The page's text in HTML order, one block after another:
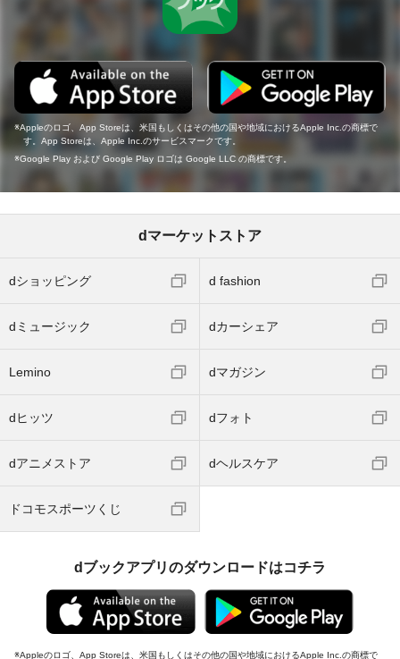
Appleのロゴ、App Storeは、米国もしくはその他の国や地域におけるApple Inc.の商標で
す。App Storeは、Apple Inc.のサービスマークです。
Google Play および Google Play ロゴは Google LLC の商標です。
dマーケットストア
dショッピング d fashion
dミュージック dカーシェア
Lemino dマガジン
dヒッツ dフォト
dアニメストア dヘルスケア
ドコモスポーツくじ
dブックアプリのダウンロードはコチラ
Appleのロゴ、App Storeは、米国もしくはその他の国や地域におけるApple Inc.の商標で